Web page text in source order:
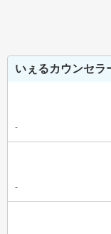
いぇるカウンセラ
-
-